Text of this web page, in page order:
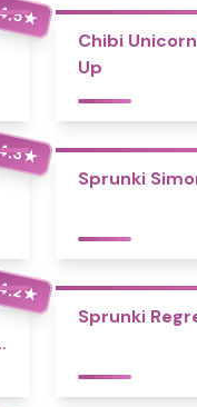
★
Chibi
Up
★
Sprunki
★
Sprunki